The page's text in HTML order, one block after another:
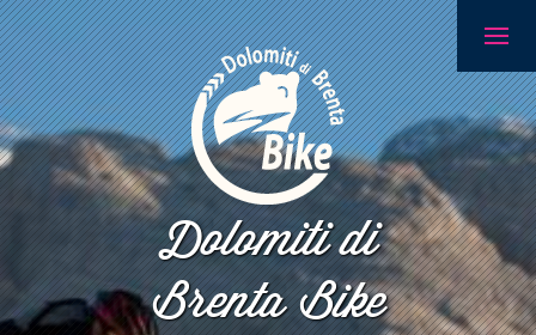
Dolomiti di
Brenta Bike